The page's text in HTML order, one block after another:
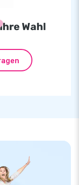
Wahl